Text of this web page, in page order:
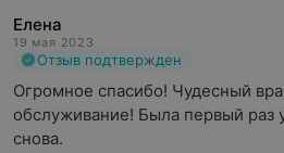
Елена
19 мая 2023
Отзыв подтвержден
Огромное спасибо! Чудесный
обслуживание! Была первый раз
снова.